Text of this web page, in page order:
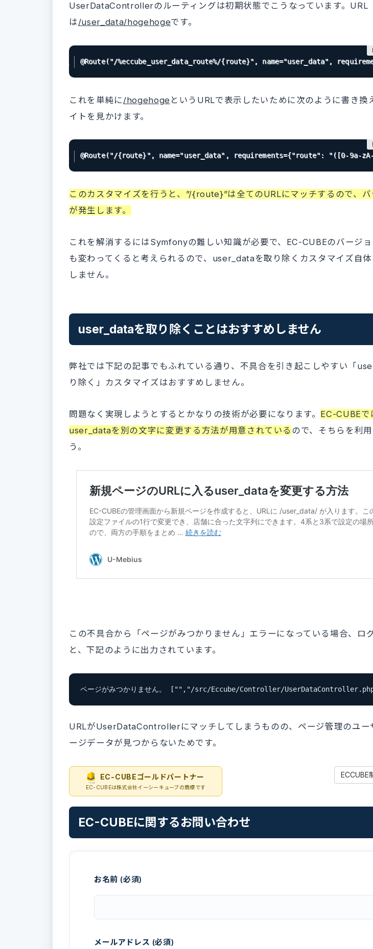
UserDataControllerのルーティングは初期状態でこうなっています。URL
は/user_data/hogehogeです。
@Route("/%eccube_user_data_route%/{route}", name="user_data",
これを単純に /hogehoge というURLで表示したいために次のように書き換
イトを見かけます。
@Route("/{route}", name="user_data", requirements={"route": "([0-9a-
このカスタマイズを行うと、”/{route}”は全てのURLにマッチするので、バ
が発生します。
これを解消するにはSymfonyの難しい知識が必要で、EC-CUBEのバージ
も変わってくると考えられるので、user_dataを取り除くカスタマイズ自
しません。
user_dataを取り除くことはおすすめしません
弊社では下記の記事でもふれている通り、不具合を引き起こしやすい「
り除く」カスタマイズはおすすめしません。
問題なく実現しようとするとかなりの技術が必要になります。 EC-CUBEで
user_dataを別の文字に変更する方法が用意されている ので、そちらを利
う。
この不具合から「ページがみつかりません」エラーになっている場合、ロ
と、下記のように出力されています。
ページがみつかりません。 ["","/src/Eccube/Controller/
URLがUserDataControllerにマッチしてしまうものの、ページ管理のユー
ージデータが見つからないためです。
EC-CUBEゴールドパートナー
EC-CUBEは株式会社イーシーキューブの商標です
ECCUBE
EC-CUBEに関するお問い合わせ
お名前 (必須)
メールアドレス (必須)